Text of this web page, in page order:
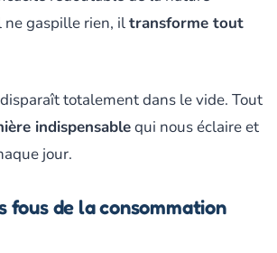
ne gaspille rien, iltransforme tout
totalement dans le vide. Tout
indispensablequi nous éclaire et
jour.
fous de la consommation